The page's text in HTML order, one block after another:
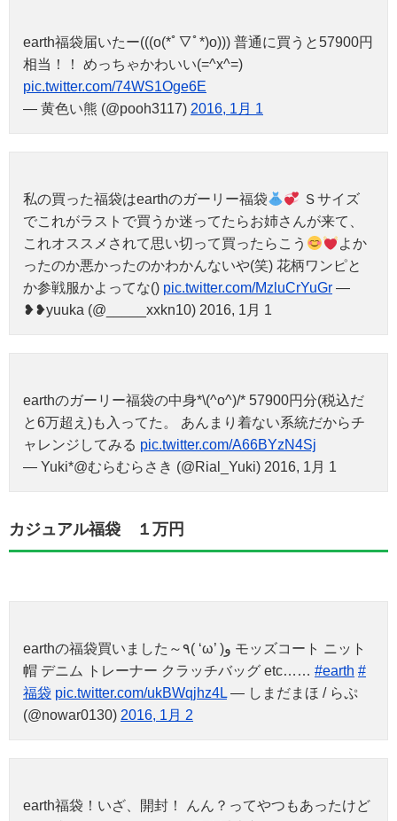
earth福袋届いたー(((o(*ﾟ▽ﾟ*)o))) 普通に買うと57900円
相当！！ めっちゃかわいい(=^x^=)
pic.twitter.com/74WS1Oge6E
— 黄色い熊 (@pooh3117) 2016, 1月 1
私の買った福袋はearthのガーリー福袋
Ｓサイズ
でこれがラストで買うか迷ってたらお姉さんが来て、
これオススメされて思い切って買ったらこう
よか
ったのか悪かったのかわかんないや(笑) 花柄ワンピと
か参戦服かよってな() pic.twitter.com/MzluCrYuGr —
❥❥yuuka (@_____xxkn10) 2016, 1月 1
earthのガーリー福袋の中身*\(^o^)/* 57900円分(税込だ
と6万超え)も入ってた。 あんまり着ない系統だからチ
ャレンジしてみる pic.twitter.com/A66BYzN4Sj
— Yuki*@むらむらさき (@Rial_Yuki) 2016, 1月 1
カジュアル福袋 １万円
earthの福袋買いました～٩( ‘ω’ )و モッズコート ニット
帽 デニム トレーナー クラッチバッグ etc…… #earth #
福袋 pic.twitter.com/ukBWqjhz4L — しまだまほ / らぷ
(@nowar0130) 2016, 1月 2
earth福袋！いざ、開封！ んん？ってやつもあったけど